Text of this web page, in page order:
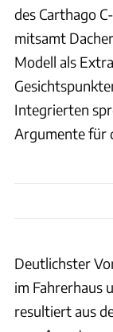
des Carthago
mitsamt
Modell als
Integrierten
Argumente für
Deutlichster
im Fahrerhaus
resultiert aus